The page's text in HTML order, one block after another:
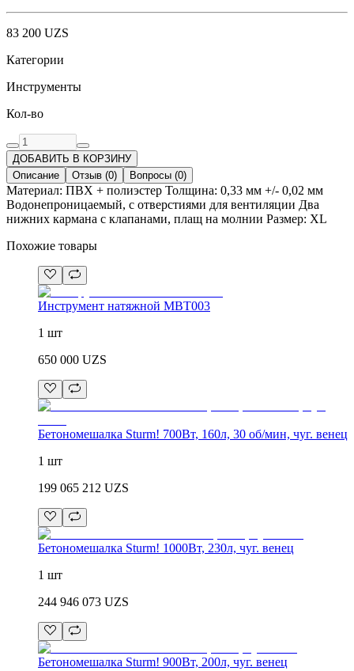
83 200 UZS
Категории
Инструменты
Кол-во
ДОБАВИТЬ В КОРЗИНУ
Описание
Отзыв (0) Вопросы (0)
Материал: ПВХ + полиэстер Толщина: 0,33 мм +/- 0,02 мм
Водонепроницаемый, с отверстиями для вентиляции Два
нижних кармана с клапанами, плащ на молнии Размер: XL
Похожие товары
Инструмент натяжной MBT003
1 шт
650 000 UZS
Бетономешалка Sturm! 700Вт, 160л, 30 об/мин, чуг. венец
1 шт
199 065 212 UZS
Бетономешалка Sturm! 1000Вт, 230л, чуг. венец
1 шт
244 946 073 UZS
Бетономешалка Sturm! 900Вт, 200л, чуг. венец